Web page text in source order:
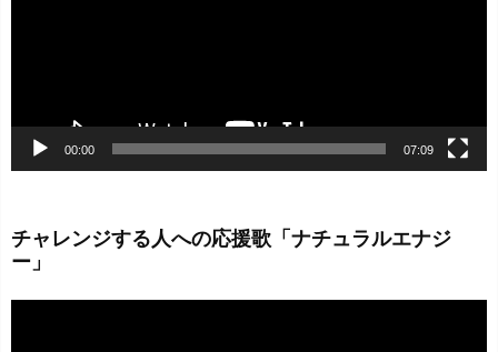
00:00 07:09
チャレンジする人への応援歌「ナチュラルエナジ
ー」